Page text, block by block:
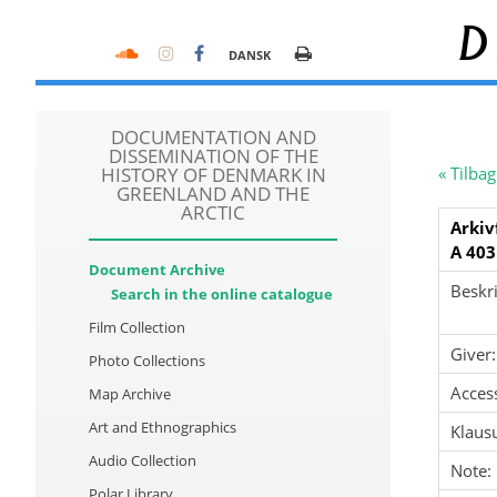
DANSK
DOCUMENTATION AND
DISSEMINATION OF THE
HISTORY OF DENMARK IN
GREENLAND AND THE
ARCTIC
Document Archive
Search in the online catalogue
Film Collection
Photo Collections
Map Archive
Art and Ethnographics
Audio Collection
«
A 403
Giver:
Note: